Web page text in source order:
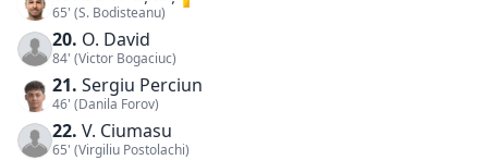
65' (S. Bodisteanu)
20. O. David
84' (Victor Bogaciuc)
21. Sergiu Perciun
46' (Danila Forov)
22. V. Ciumasu
65' (Virgiliu Postolachi)